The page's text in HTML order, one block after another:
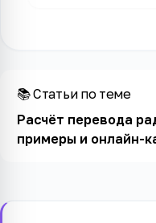
📚 Статьи по теме
Расчёт перевода
примеры и онлайн-